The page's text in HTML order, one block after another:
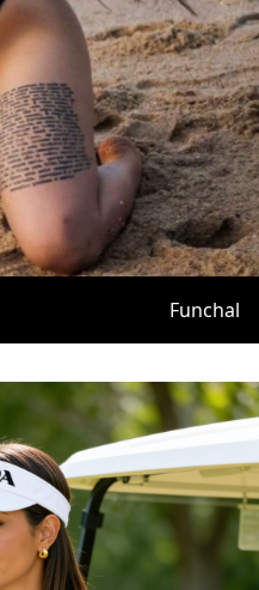
Funchal